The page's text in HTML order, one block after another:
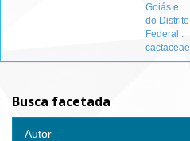
Goiás e
do Distrito
Federal :
cactaceae
Busca facetada
Autor